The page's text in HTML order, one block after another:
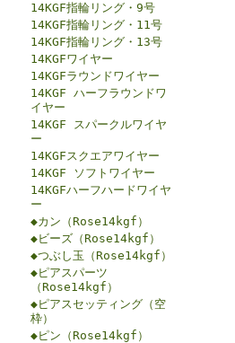
14KGF指輪リング・9号
14KGF指輪リング・11号
14KGF指輪リング・13号
14KGFワイヤー
14KGFラウンドワイヤー
14KGF ハーフラウンドワ
イヤー
14KGF スパークルワイヤ
ー
14KGFスクエアワイヤー
14KGF ソフトワイヤー
14KGFハーフハードワイヤ
ー
◆カン（Rose14kgf）
◆ビーズ（Rose14kgf）
◆つぶし玉（Rose14kgf）
◆ピアスパーツ
（Rose14kgf）
◆ピアスセッティング（空
枠）
◆ピン（Rose14kgf）